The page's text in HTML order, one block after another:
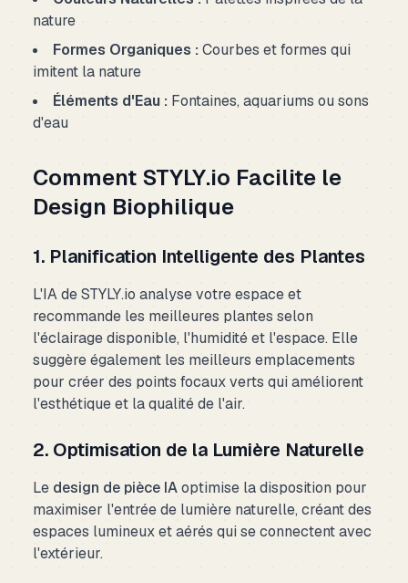
nature
Formes Organiques :Courbes et formes qui
imitent la nature
Éléments d'Eau : Fontaines, aquariums ou sons
d'eau
Comment STYLY.io Facilite le
Design Biophilique
1. Planification Intelligente des Plantes
L'IA de STYLY.io analyse votre espace et
recommande les meilleures plantes selon
l'éclairage disponible, l'humidité et l'espace. Elle
suggère également les meilleurs emplacements
pour créer des points focaux verts qui améliorent
l'esthétique et la qualité de l'air.
2. Optimisation de la Lumière Naturelle
Le design de pièce IAoptimise la disposition pour
maximiser l'entrée de lumière naturelle, créant des
espaces lumineux et aérés qui se connectent avec
l'extérieur.